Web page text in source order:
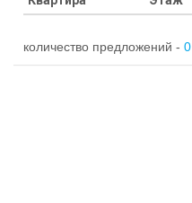
количество предложений - 0